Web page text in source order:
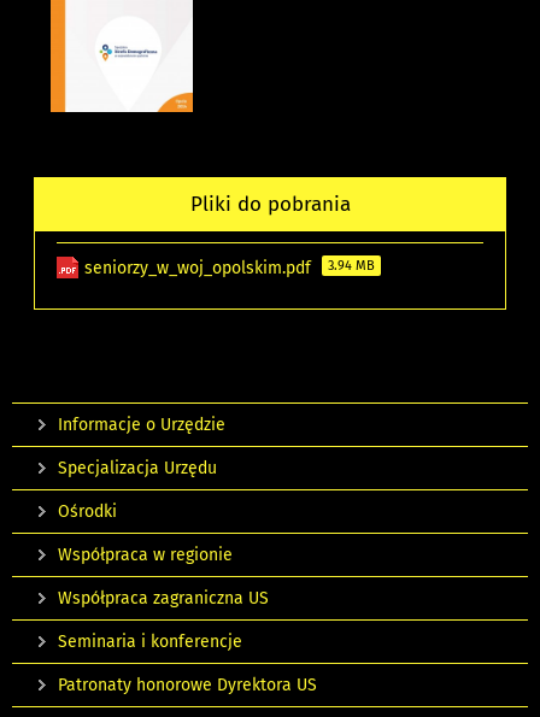
Pliki do pobrania
seniorzy_w_woj_opolskim.pdf 3.94 MB
Informacje o Urzędzie
Specjalizacja Urzędu
Ośrodki
Współpraca w regionie
Współpraca zagraniczna US
Seminaria i konferencje
Patronaty honorowe Dyrektora US